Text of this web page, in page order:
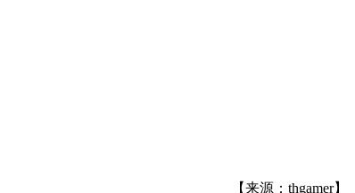
【来源：thgamer】